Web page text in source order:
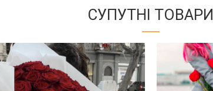
СУПУТНІ ТОВАРИ